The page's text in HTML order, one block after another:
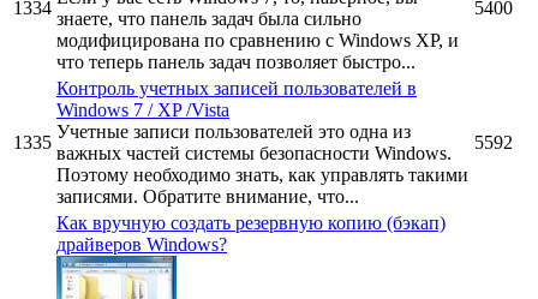
1334
знаете, что панель задач была сильно
модифицирована по сравнению с Windows XP, и
что теперь панель задач позволяет быстро...
5400
1335
Контроль учетных записей пользователей в
Windows 7 / XP /Vista
Учетные записи пользователей это одна из
важных частей системы безопасности Windows.
Поэтому необходимо знать, как управлять такими
записями. Обратите внимание, что...
5592
Как вручную создать резервную копию (бэкап)
драйверов Windows?